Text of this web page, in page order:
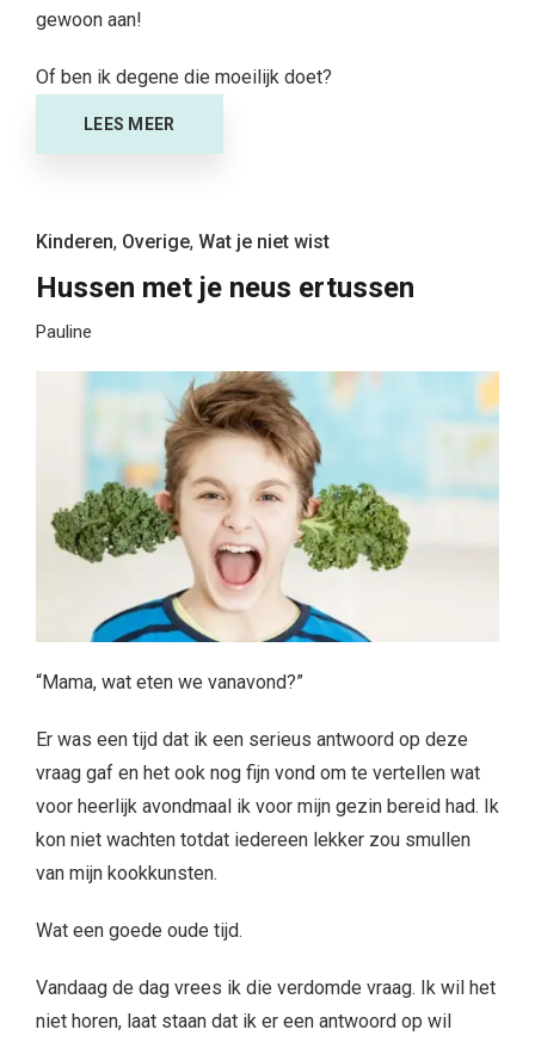
gewoon aan!
Of ben ik degene die moeilijk doet?
LEES MEER
Kinderen, Overige, Wat je niet wist
Hussen met je neus ertussen
Pauline
“Mama, wat eten we vanavond?”
Er was een tijd dat ik een serieus antwoord op deze
vraag gaf en het ook nog fijn vond om te vertellen wat
voor heerlijk avondmaal ik voor mijn gezin bereid had. Ik
kon niet wachten totdat iedereen lekker zou smullen
van mijn kookkunsten.
Wat een goede oude tijd.
Vandaag de dag vrees ik die verdomde vraag. Ik wil het
niet horen, laat staan dat ik er een antwoord op wil